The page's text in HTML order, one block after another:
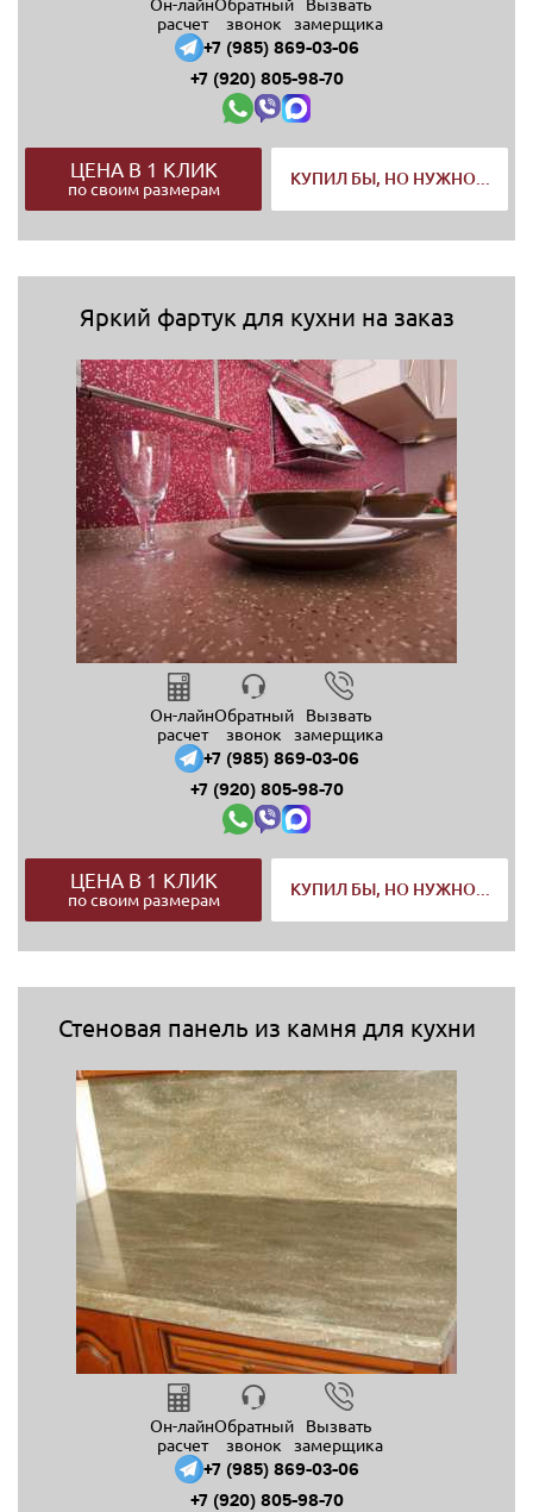
Он-лайн
расчет
Обратный
звонок
Вызвать
замерщика
+7 (985) 869-03-06
+7 (920) 805-98-70
ЦЕНА В 1 КЛИК
по своим размерам
КУПИЛ БЫ, НО НУЖНО...
Яркий фартук для кухни на заказ
Он-лайн
расчет
Обратный
звонок
Вызвать
замерщика
+7 (985) 869-03-06
+7 (920) 805-98-70
ЦЕНА В 1 КЛИК
по своим размерам
КУПИЛ БЫ, НО НУЖНО...
Стеновая панель из камня для кухни
Он-лайн
расчет
Обратный
звонок
Вызвать
замерщика
+7 (985) 869-03-06
+7 (920) 805-98-70